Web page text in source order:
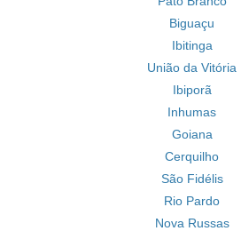
Biguaçu
Ibitinga
União da Vitória
Ibiporã
Inhumas
Goiana
Cerquilho
São Fidélis
Rio Pardo
Nova Russas